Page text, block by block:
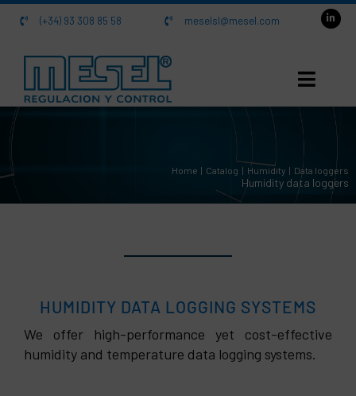
Skip
(+34) 93 308 85 58 meselsl@mesel.com
Home Catalog Humidity Data loggers
Humidity data loggers
HUMIDITY DATA LOGGING SYSTEMS
We offer high-performance yet cost-effective
humidity and temperature data logging systems.
SRD-99 Recording system